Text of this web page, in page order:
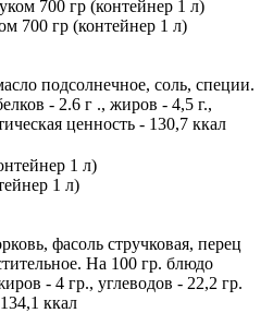
700 гр (контейнер 1 л)
подсолнечное, соль, специи.
- 2.6 г ., жиров - 4,5 г.,
ценность - 130,7 ккал
1 л)
фасоль стручковая, перец
На 100 гр. блюдо
- 4 гр., углеводов - 22,2 гр.
ккал